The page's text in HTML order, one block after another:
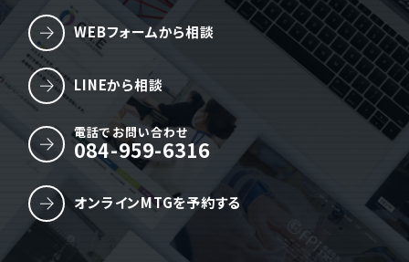
WEBフォームから相談
LINEから相談
電話でお問い合わせ
084-959-6316
オンラインMTGを予約する